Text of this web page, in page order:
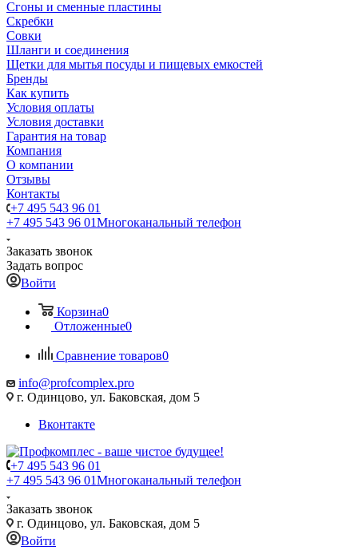
Сгоны и сменные пластины
Скребки
Совки
Шланги и соединения
Щетки для мытья посуды и пищевых емкостей
Бренды
Как купить
Условия оплаты
Условия доставки
Гарантия на товар
Компания
О компании
Отзывы
Контакты
+7 495 543 96 01
+7 495 543 96 01Многоканальный телефон
Заказать звонок
Задать вопрос
Войти
Корзина0
Отложенные0
Сравнение товаров0
info@profcomplex.pro
г. Одинцово, ул. Баковская, дом 5
Вконтакте
+7 495 543 96 01
+7 495 543 96 01Многоканальный телефон
Заказать звонок
г. Одинцово, ул. Баковская, дом 5
Войти